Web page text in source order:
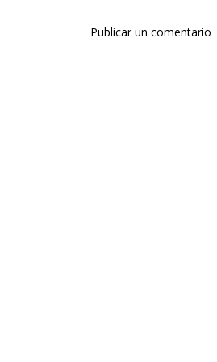
Publicar un comentario